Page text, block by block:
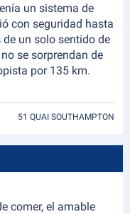
un sistema de
con seguridad hasta
un solo sentido de
se sorprendan de
por 135 km.
51 QUAI SOUTHAMPTON
comer, el amable